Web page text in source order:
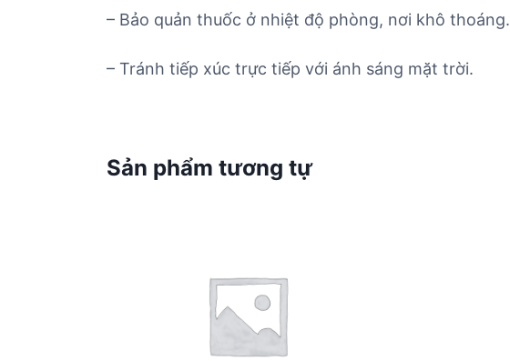
– Bảo quản thuốc ở nhiệt độ phòng, nơi khô thoáng.
– Tránh tiếp xúc trực tiếp với ánh sáng mặt trời.
Sản phẩm tương tự